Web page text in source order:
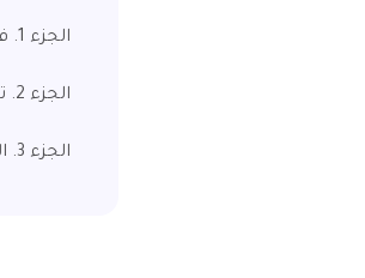
الجزء 1. فن التصوير في الهواء الطلق لكل مشهد
الجزء 2. تحسين تصويرك الخارجي باستخدام HitPaw FotorPea
الجزء 3. الأسئلة المتداولة حول أفكار تصوير الهواء الطلق